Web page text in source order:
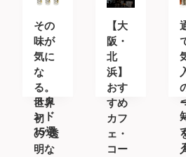
おす
すめ
カフ
ェ＆
コー
ヒー
スタ
ンド
15選
カフ
ェ＆
コー
ヒー
スタ
ンド
その
味が
気に
な
る。
世界
初
の”透
明な
【大
阪・
北
浜】
おす
すめ
カフ
ェ・
コー